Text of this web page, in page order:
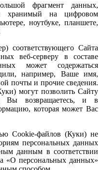
фрагмент данных,
хранимый на цифровом
ноутбуке, планшете,
соответствующего Сайта
веб-серверу в составе
может содержаться
например, Ваше имя,
почты и прочие сведения.
могут позволить Сайту
Вы возвращаетесь, и в
которая может Вас
Cookie-файлов (Куки) не
персональных данных
данным в соответствии
«О персональных данных»